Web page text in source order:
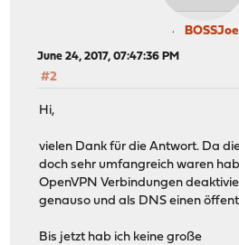
BOSSJoe
June 24, 2017, 07:47:36 PM
#2
Hi,
vielen Dank für die Antwort. Da
doch sehr umfangreich waren
OpenVPN Verbindungen
genauso und als DNS einen
Bis jetzt hab ich keine große